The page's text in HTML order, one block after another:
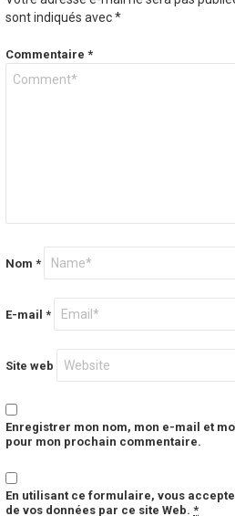
sont indiqués avec*
Commentaire *
Nom *
E-mail *
Site web
Enregistrer mon nom, mon e-mail et
pour mon prochain commentaire.
En utilisant ce formulaire, vous
de vos données par ce site Web. *